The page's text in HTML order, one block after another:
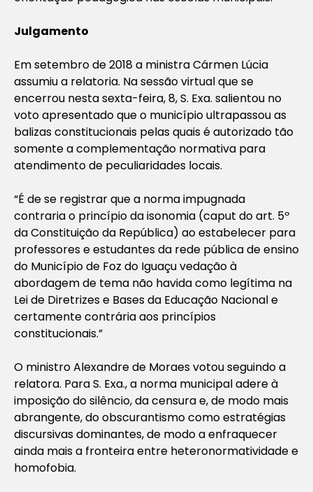
Julgamento
Em setembro de 2018 a ministra Cármen Lúcia
assumiu a relatoria. Na sessão virtual que se
encerrou nesta sexta-feira, 8, S. Exa. salientou no
voto apresentado que o município ultrapassou as
balizas constitucionais pelas quais é autorizado tão
somente a complementação normativa para
atendimento de peculiaridades locais.
“É de se registrar que a norma impugnada
contraria o princípio da isonomia (caput do art. 5º
da Constituição da República) ao estabelecer para
professores e estudantes da rede pública de ensino
do Município de Foz do Iguaçu vedação à
abordagem de tema não havida como legítima na
Lei de Diretrizes e Bases da Educação Nacional e
certamente contrária aos princípios
constitucionais.”
O ministro Alexandre de Moraes votou seguindo a
relatora. Para S. Exa., a norma municipal adere à
imposição do silêncio, da censura e, de modo mais
abrangente, do obscurantismo como estratégias
discursivas dominantes, de modo a enfraquecer
ainda mais a fronteira entre heteronormatividade e
homofobia.